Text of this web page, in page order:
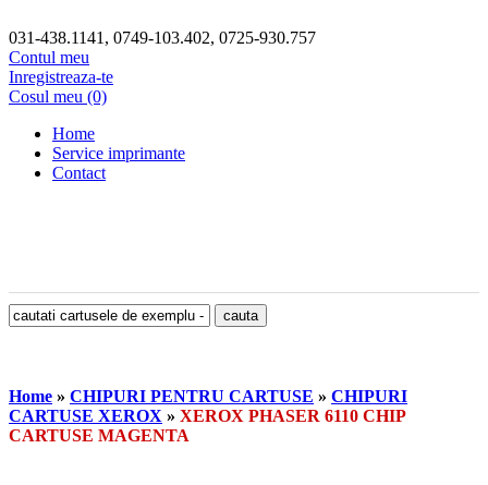
031-438.1141, 0749-103.402, 0725-930.757
Contul meu
Inregistreaza-te
Cosul meu (0)
Home
Service imprimante
Contact
Home » CHIPURI PENTRU CARTUSE » CHIPURI
CARTUSE XEROX » XEROX PHASER 6110 CHIP
CARTUSE MAGENTA